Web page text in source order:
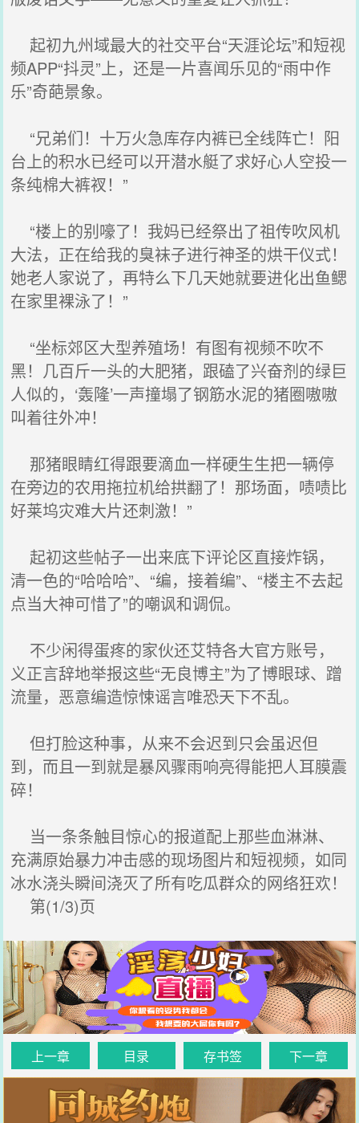
起初九州域最大的社交平台“天涯论坛”和短视
频APP“抖灵”上，还是一片喜闻乐见的“雨中作
乐”奇葩景象。
“兄弟们！十万火急库存内裤已全线阵亡！阳
台上的积水已经可以开潜水艇了求好心人空投一
条纯棉大裤衩！”
“楼上的别嚎了！我妈已经祭出了祖传吹风机
大法，正在给我的臭袜子进行神圣的烘干仪式！
她老人家说了，再特么下几天她就要进化出鱼鳃
在家里裸泳了！”
“坐标郊区大型养殖场！有图有视频不吹不
黑！几百斤一头的大肥猪，跟磕了兴奋剂的绿巨
人似的，‘轰隆’一声撞塌了钢筋水泥的猪圈嗷嗷
叫着往外冲！
那猪眼睛红得跟要滴血一样硬生生把一辆停
在旁边的农用拖拉机给拱翻了！那场面，啧啧比
好莱坞灾难大片还刺激！”
起初这些帖子一出来底下评论区直接炸锅，
清一色的“哈哈哈”、“编，接着编”、“楼主不去起
点当大神可惜了”的嘲讽和调侃。
不少闲得蛋疼的家伙还艾特各大官方账号，
义正言辞地举报这些“无良博主”为了博眼球、蹭
流量，恶意编造惊悚谣言唯恐天下不乱。
但打脸这种事，从来不会迟到只会虽迟但
到，而且一到就是暴风骤雨响亮得能把人耳膜震
碎！
当一条条触目惊心的报道配上那些血淋淋、
充满原始暴力冲击感的现场图片和短视频，如同
冰水浇头瞬间浇灭了所有吃瓜群众的网络狂欢！
第(1/3)页
上一章 目录 存书签 下一章